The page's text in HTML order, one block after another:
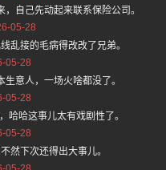
自己先动起来联系保险公司。
05-28
乱接的毛病得改改了兄弟。
05-28
意人，一场火啥都没了。
05-28
哈哈这事儿太有戏剧性了。
05-28
然下次还得出大事儿。